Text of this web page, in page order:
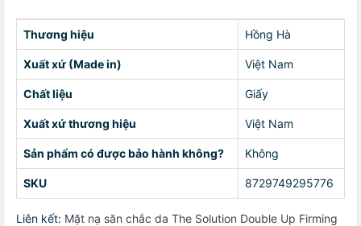
Thương hiệu Hồng Hà
Xuất xứ (Made in) Việt Nam
Chất liệu Giấy
Xuất xứ thương hiệu Việt Nam
Sản phẩm có được bảo hành không? Không
SKU 8729749295776
Liên kết: Mặt nạ săn chắc da The Solution Double Up Firming